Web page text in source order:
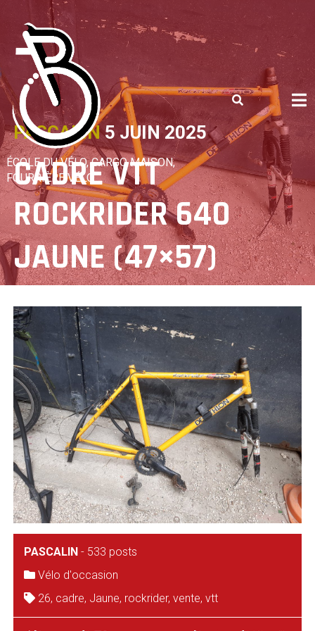
content
ÉCOLE DU VÉLO, CARGO MAISON,
FOURRIÈRE VÉLO
PASCALIN 5 JUIN 2025
CADRE VTT
ROCKRIDER 640
JAUNE (47×57)
PASCALIN- 533 posts
Vélo d'occasion
26, cadre, Jaune, rockrider, vente, vtt